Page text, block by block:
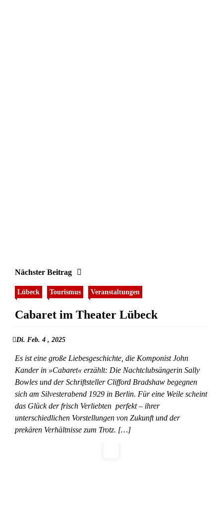
Nächster Beitrag
Lübeck Tourismus Veranstaltungen
Cabaret im Theater Lübeck
Di. Feb. 4 , 2025
Es ist eine große Liebesgeschichte, die Komponist John
Kander in »Cabaret« erzählt: Die Nachtclubsängerin Sally
Bowles und der Schriftsteller Clifford Bradshaw begegnen
sich am Silvesterabend 1929 in Berlin. Für eine Weile scheint
das Glück der frisch Verliebten perfekt – ihrer
unterschiedlichen Vorstellungen von Zukunft und der
prekären Verhältnisse zum Trotz. […]